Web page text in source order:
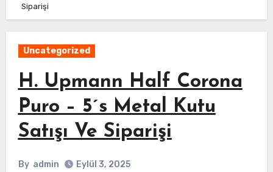
Siparişi
Uncategorized
H. Upmann Half Corona
Puro – 5´s Metal Kutu
Satışı Ve Siparişi
By admin Eylül 3, 2025